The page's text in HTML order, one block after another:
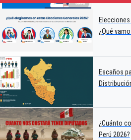
¿Qué
Escaños
¿Cuánto
Perú 2026?